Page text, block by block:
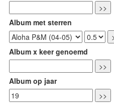
Album met sterren
Album x keer genoemd
Album op jaar